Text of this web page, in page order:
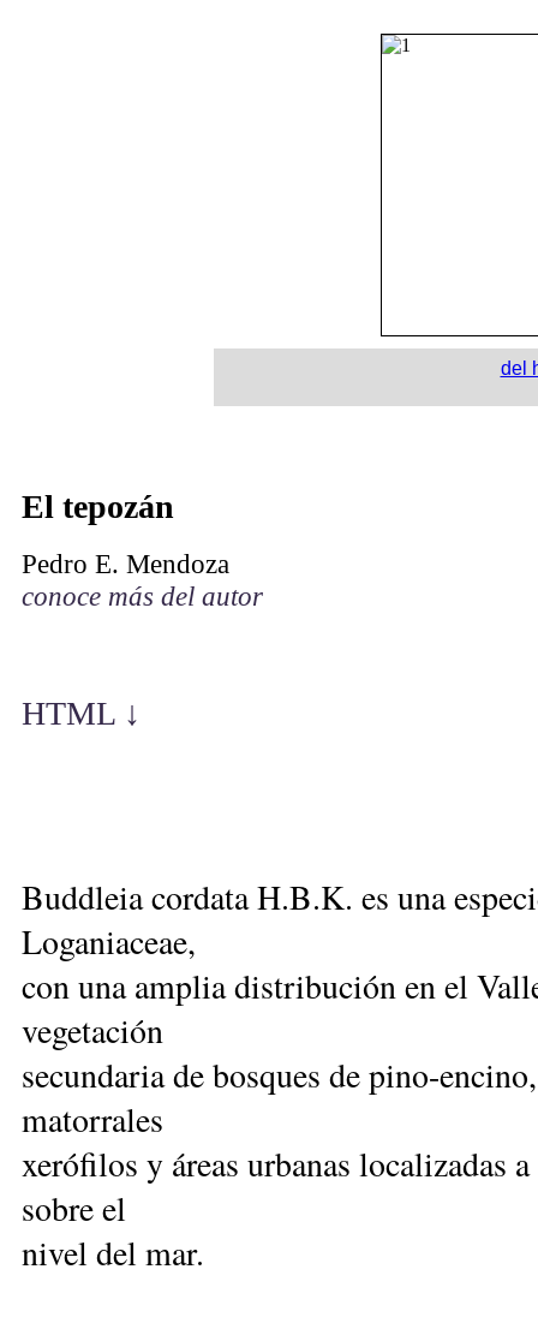
del
El tepozán
Pedro E. Mendoza
conoce más del autor
HTML ↓
Buddleia cordata H.B.K. es una
Loganiaceae,
con una amplia distribución en el
vegetación
secundaria de bosques de pino-
matorrales
xerófilos y áreas urbanas localizadas
sobre el
nivel del mar.